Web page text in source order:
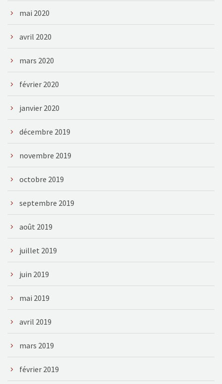
mai 2020
avril 2020
mars 2020
février 2020
janvier 2020
décembre 2019
novembre 2019
octobre 2019
septembre 2019
août 2019
juillet 2019
juin 2019
mai 2019
avril 2019
mars 2019
février 2019